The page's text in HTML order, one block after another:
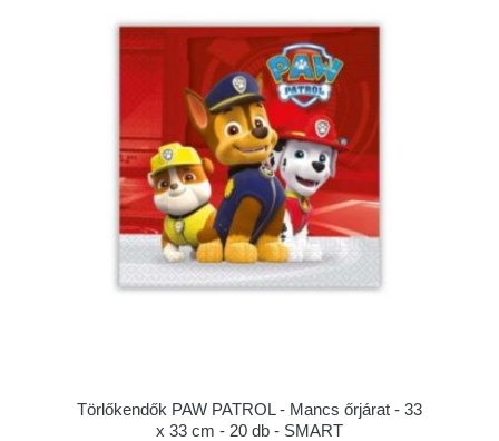
Törlőkendők PAW PATROL - Mancs őrjárat - 33
x 33 cm - 20 db - SMART